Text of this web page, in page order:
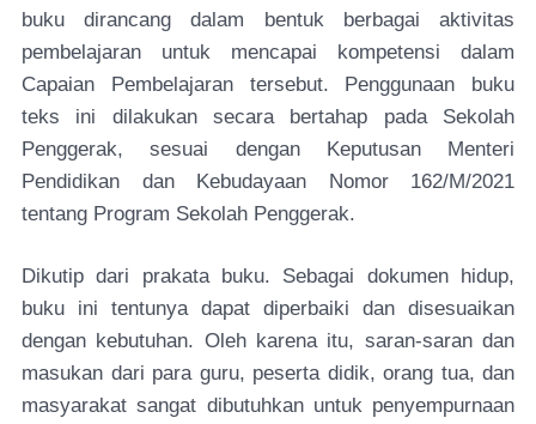
buku dirancang dalam bentuk berbagai aktivitas
pembelajaran untuk mencapai kompetensi dalam
Capaian Pembelajaran tersebut. Penggunaan buku
teks ini dilakukan secara bertahap pada Sekolah
Penggerak, sesuai dengan Keputusan Menteri
Pendidikan dan Kebudayaan Nomor 162/M/2021
tentang Program Sekolah Penggerak.
Dikutip dari prakata buku. Sebagai dokumen hidup,
buku ini tentunya dapat diperbaiki dan disesuaikan
dengan kebutuhan. Oleh karena itu, saran-saran dan
masukan dari para guru, peserta didik, orang tua, dan
masyarakat sangat dibutuhkan untuk penyempurnaan